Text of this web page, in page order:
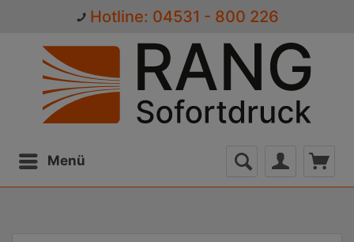
Hotline: 04531 - 800 226
Menü